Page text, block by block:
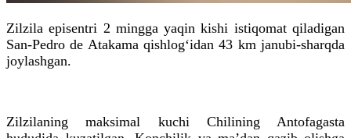
Zilzilaepisentri 2 mingga yaqin kishi istiqomat qiladigan
San-Pedro de Atakama qishlog‘idan 43 km janubi-sharqda
joylashgan.
Zilzilaning maksimal kuchi Chilining Antofagasta